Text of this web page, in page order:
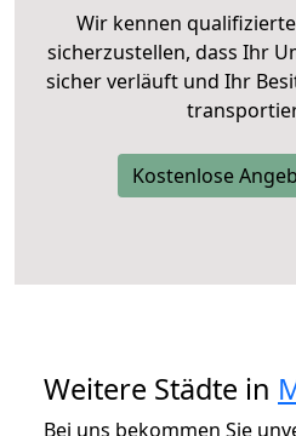
Wir kennen qualifizierte
sicherzustellen, dass Ihr
sicher verläuft und Ihr
Kostenlose
Weitere Städte in
Bei uns bekommen Sie